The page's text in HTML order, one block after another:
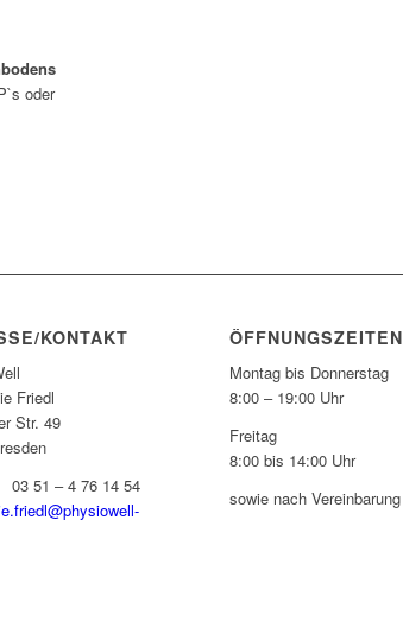
oder
KONTAKT
Friedl
Str. 49
03 51 – 4 76 14 54
ÖFFNUNGSZEITEN
Montag bis Donnerstag
8:00 – 19:00 Uhr
Freitag
8:00 bis 14:00 Uhr
sowie nach Vereinbarung